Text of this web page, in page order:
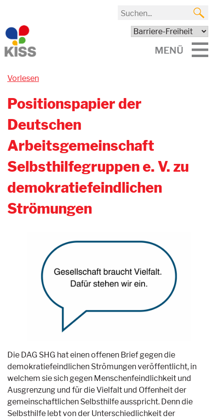
MENÜ
Vorlesen
Positionspapier der
Deutschen
Arbeitsgemeinschaft
Selbsthilfegruppen e. V. zu
demokratiefeindlichen
Strömungen
Die DAG SHG hat einen offenen Brief gegen die
demokratiefeindlichen Strömungen veröffentlicht, in
welchem sie sich gegen Menschenfeindlichkeit und
Ausgrenzung und für die Vielfalt und Offenheit der
gemeinschaftlichen Selbsthilfe ausspricht. Denn die
Selbsthilfe lebt von der Unterschiedlichkeit der